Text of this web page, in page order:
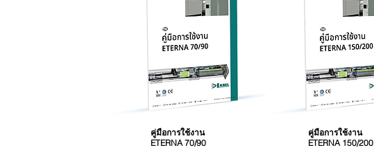
คู่มือการใช้งาน
ETERNA 70/90
คู่มือการใช้งาน
ETERNA 150/200